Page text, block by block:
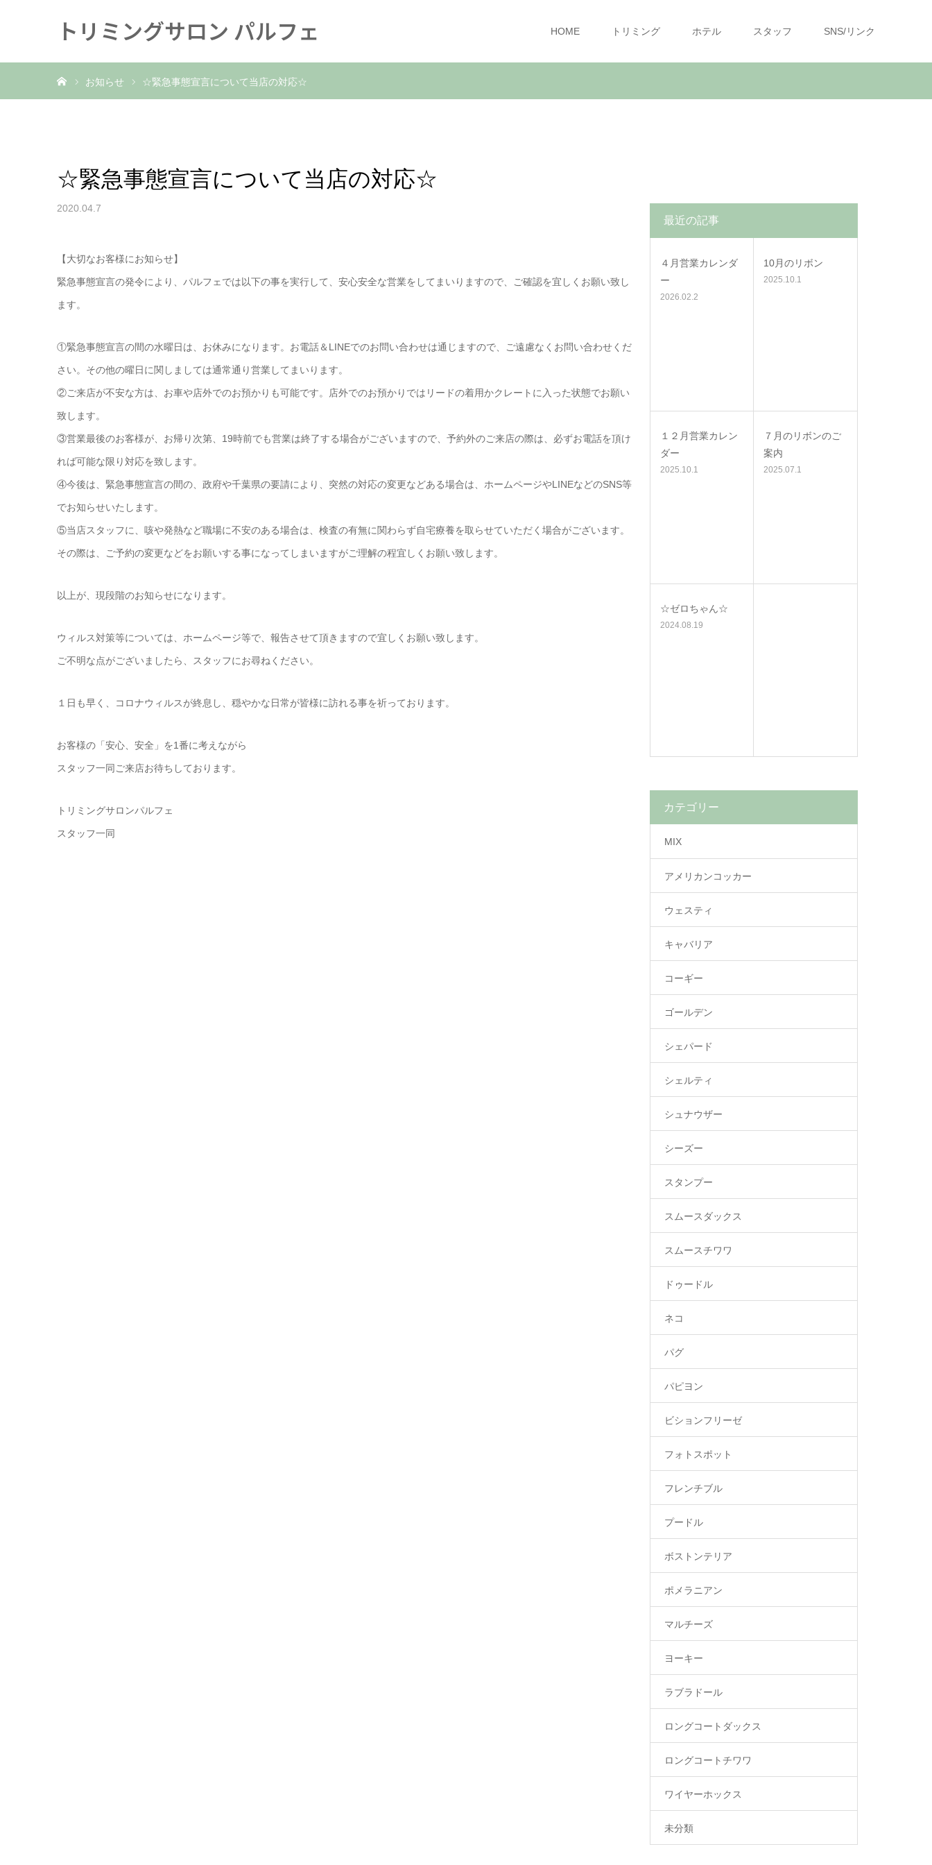
トリミングサロン パルフェ HOME トリミング ホテル スタッフ SNS/リンク
お知らせ ☆緊急事態宣言について当店の対応☆
☆緊急事態宣言について当店の対応☆
2020.04.7
【大切なお客様にお知らせ】
緊急事態宣言の発令により、パルフェでは以下の事を実行して、安心安全な営業をしてまいりますので、ご確認を宜しくお願い致し
ます。
①緊急事態宣言の間の水曜日は、お休みになります。お電話＆LINEでのお問い合わせは通じますので、ご遠慮なくお問い合わせくだ
さい。その他の曜日に関しましては通常通り営業してまいります。
②ご来店が不安な方は、お車や店外でのお預かりも可能です。店外でのお預かりではリードの着用かクレートに入った状態でお願い
致します。
③営業最後のお客様が、お帰り次第、19時前でも営業は終了する場合がございますので、予約外のご来店の際は、必ずお電話を頂け
れば可能な限り対応を致します。
④今後は、緊急事態宣言の間の、政府や千葉県の要請により、突然の対応の変更などある場合は、ホームページやLINEなどのSNS等
でお知らせいたします。
⑤当店スタッフに、咳や発熱など職場に不安のある場合は、検査の有無に関わらず自宅療養を取らせていただく場合がございます。
その際は、ご予約の変更などをお願いする事になってしまいますがご理解の程宜しくお願い致します。
以上が、現段階のお知らせになります。
ウィルス対策等については、ホームページ等で、報告させて頂きますので宜しくお願い致します。
ご不明な点がございましたら、スタッフにお尋ねください。
１日も早く、コロナウィルスが終息し、穏やかな日常が皆様に訪れる事を祈っております。
お客様の「安心、安全」を1番に考えながら
スタッフ一同ご来店お待ちしております。
トリミングサロンパルフェ
スタッフ一同
最近の記事
４月営業カレンダ
ー
2026.02.2
10月のリボン
2025.10.1
１２月営業カレン
ダー
2025.10.1
７月のリボンのご
案内
2025.07.1
☆ゼロちゃん☆
2024.08.19
カテゴリー
MIX
アメリカンコッカー
ウェスティ
キャバリア
コーギー
ゴールデン
シェパード
シェルティ
シュナウザー
シーズー
スタンプー
スムースダックス
スムースチワワ
ドゥードル
ネコ
パグ
パピヨン
ビションフリーゼ
フォトスポット
フレンチブル
プードル
ボストンテリア
ポメラニアン
マルチーズ
ヨーキー
ラブラドール
ロングコートダックス
ロングコートチワワ
ワイヤーホックス
未分類